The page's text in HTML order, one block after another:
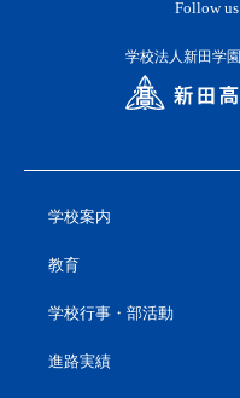
Follow us
学校法人新田学園
学校案内
教育
学校行事・部活動
進路実績